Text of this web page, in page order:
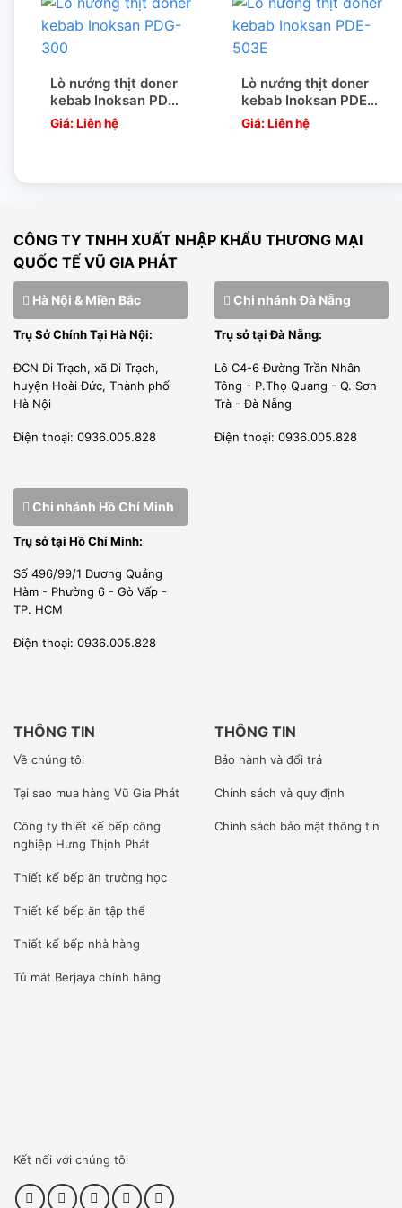
trước các lò sưởi.
Có thể nấu nướng hợp vệ sinh và an toàn với thủy tinh
Robax chịu được nhiệt độ cao, tránh bắn dầu vào mâm
nhiệt.
nguyên chiếc từ các nước có nền kinh tế phát triển nhất
Thế Giới như : Italia, Pháp, Đức, Malaysia…Đầy đủ các loại
giấy tờ CO, CQ
Tổng kho lớn
Tổng kho công ty lớn khắp 3 miền : Bắc , Trung , Nam.
Diện tích lên tới 2000m2
lâu để đặt hàng về.
Tất cả nhân viên kĩ thuật được đào tạo tại những trường
Đại học có tiếng khắp Việt Nam
Bất kể lỗi nào kĩ thuật cũng có thể, xử lý đáp ứng được nhu
cầu mong muốn của khách hàng .
Sản phẩm được nhập khẩu nguyên chiếc không qua trung
gian nên giá sẽ rẻ nhất thị trường so với các đại lý khác.
Liên hệ ngay với chúng tôi.
Lò nướng thịt doner
kebab Inoksan PDG-
300
Giá: Liên hệ
Lò nướng thịt doner
kebab Inoksan PDE-
503E
Giá: Liên hệ
CÔNG TY TNHH XUẤT NHẬP KHẨU THƯƠNG MẠI
QUỐC TẾ VŨ GIA PHÁT
Hà Nội & Miền Bắc
Trụ Sở Chính Tại Hà Nội:
ĐCN Di Trạch, xã Di Trạch,
huyện Hoài Đức, Thành phố
Hà Nội
Điện thoại: 0936.005.828
Chi nhánh Đà Nẵng
Trụ sở tại Đà Nẵng:
Lô C4-6 Đường Trần Nhân
Tông - P.Thọ Quang - Q. Sơn
Trà - Đà Nẵng
Điện thoại: 0936.005.828
Chi nhánh Hồ Chí Minh
Trụ sở tại Hồ Chí Minh:
Số 496/99/1 Dương Quảng
Hàm - Phường 6 - Gò Vấp -
TP. HCM
Điện thoại: 0936.005.828
THÔNG TIN
Về chúng tôi
Tại sao mua hàng Vũ Gia Phát
Công ty thiết kế bếp công
nghiệp Hưng Thịnh Phát
Thiết kế bếp ăn trường học
Thiết kế bếp ăn tập thể
Thiết kế bếp nhà hàng
Tủ mát Berjaya chính hãng
THÔNG TIN
Bảo hành và đổi trả
Chính sách và quy định
Chính sách bảo mật thông tin
Kết nối với chúng tôi